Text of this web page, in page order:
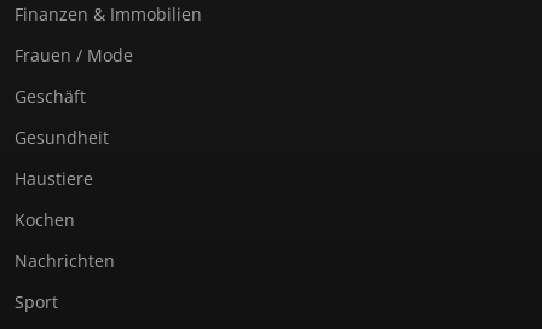
Finanzen & Immobilien
Frauen / Mode
Geschäft
Gesundheit
Haustiere
Kochen
Nachrichten
Sport